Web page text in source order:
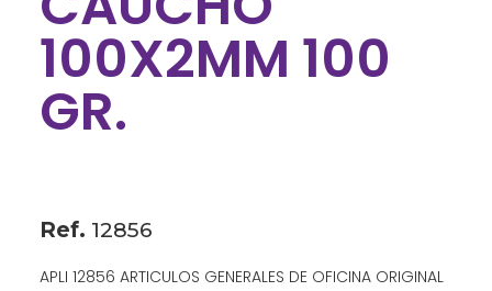
100X2MM 100
GR.
Ref. 12856
APLI 12856 ARTICULOS GENERALES DE OFICINA ORIGINAL